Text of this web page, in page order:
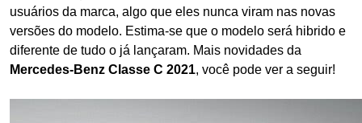
usuários da marca, algo que eles nunca viram nas novas
versões do modelo. Estima-se que o modelo será hibrido e
diferente de tudo o já lançaram. Mais novidades da
Mercedes-Benz Classe C 2021, você pode ver a seguir!